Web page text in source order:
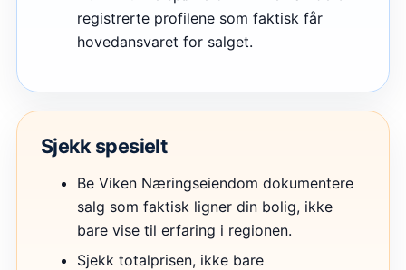
registrerte profilene som faktisk får
hovedansvaret for salget.
Sjekk spesielt
Be Viken Næringseiendom dokumentere
salg som faktisk ligner din bolig, ikke
bare vise til erfaring i regionen.
Sjekk totalprisen, ikke bare